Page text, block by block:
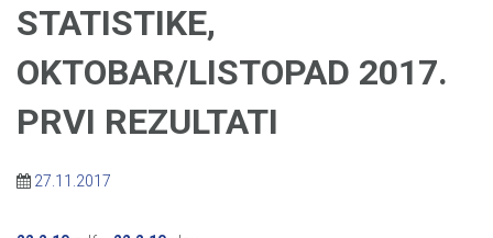
STATISTIKE,
OKTOBAR/LISTOPAD 2017.
PRVI REZULTATI
27.11.2017